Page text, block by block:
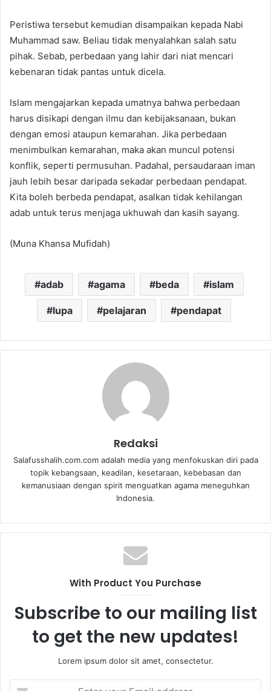
Peristiwa tersebut kemudian disampaikan kepada Nabi
Muhammad saw. Beliau tidak menyalahkan salah satu
pihak. Sebab, perbedaan yang lahir dari niat mencari
kebenaran tidak pantas untuk dicela.
Islam mengajarkan kepada umatnya bahwa perbedaan
harus disikapi dengan ilmu dan kebijaksanaan, bukan
dengan emosi ataupun kemarahan. Jika perbedaan
menimbulkan kemarahan, maka akan muncul potensi
konflik, seperti permusuhan. Padahal, persaudaraan iman
jauh lebih besar daripada sekadar perbedaan pendapat.
Kita boleh berbeda pendapat, asalkan tidak kehilangan
adab untuk terus menjaga ukhuwah dan kasih sayang.
(Muna Khansa Mufidah)
adab agama beda islam
lupa pelajaran pendapat
Redaksi
Salafusshalih.com.com adalah media yang menfokuskan diri pada
topik kebangsaan, keadilan, kesetaraan, kebebasan dan
kemanusiaan dengan spirit menguatkan agama meneguhkan
Indonesia.
With Product You Purchase
Subscribe to our mailing list
to get the new updates!
Lorem ipsum dolor sit amet, consectetur.